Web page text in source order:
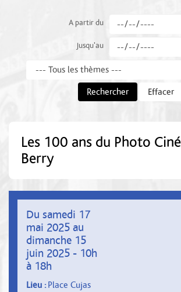
A partir du
Jusqu'au
Rechercher Effacer
Les 100 ans du Photo
Berry
Du samedi 17
mai 2025 au
dimanche 15
juin 2025 - 10h
à 18h
Lieu : Place Cujas